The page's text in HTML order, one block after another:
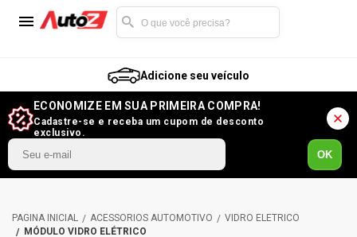
Adicione seu veículo
ECONOMIZE EM SUA PRIMEIRA COMPRA!
Cadastre-se e receba um cupom de desconto
exclusivo.
OK
ACESSÓRIOS AUTOMOTIVO
VIDRO ELÉTRICO
MÓDULO VIDRO ELÉTRICO